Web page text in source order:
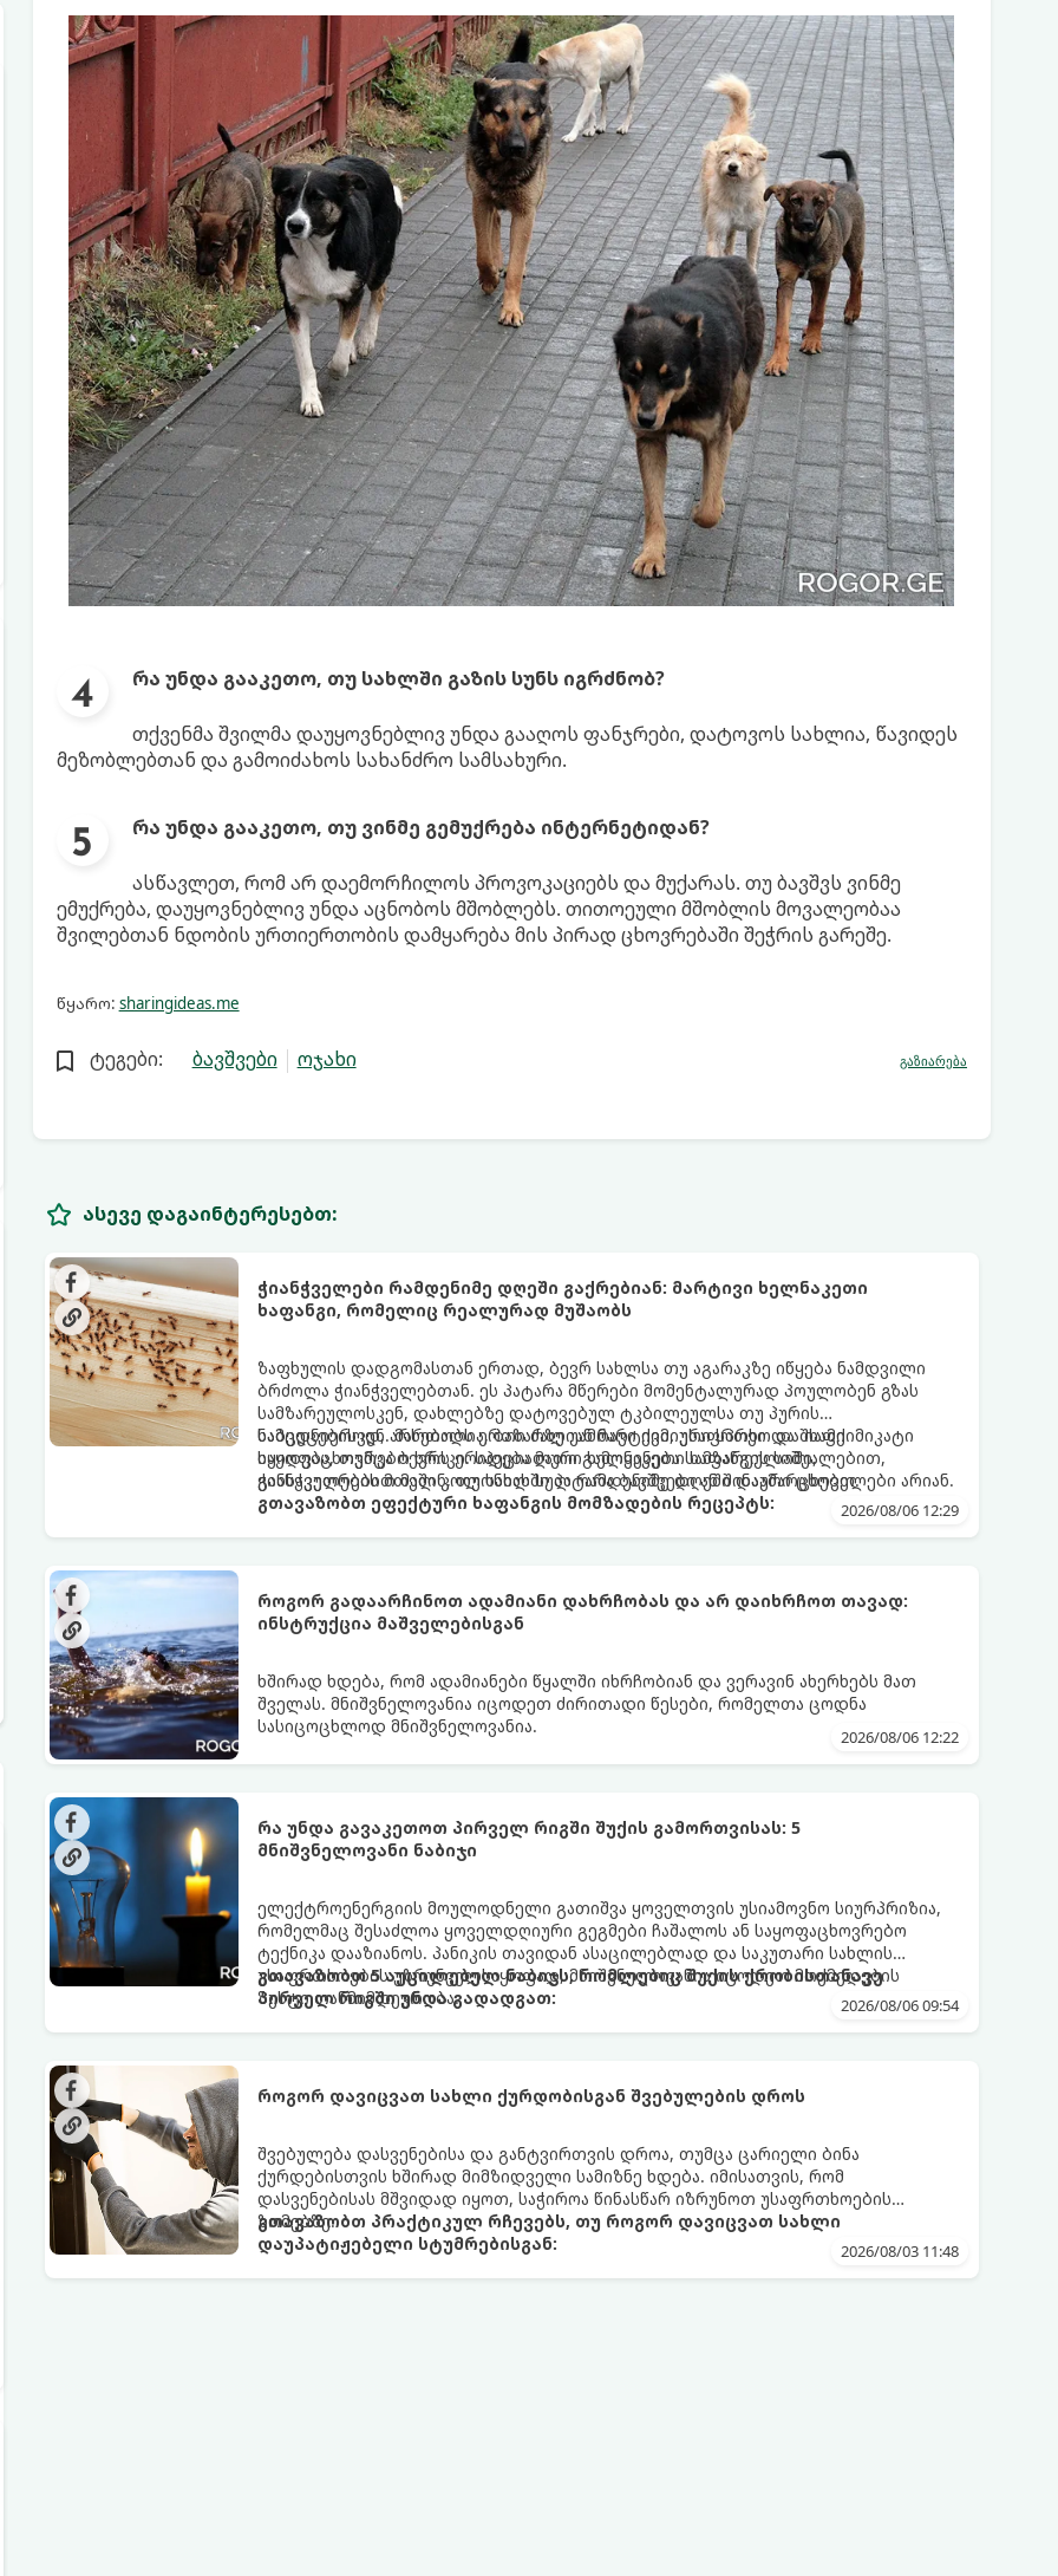
რა უნდა გააკეთო, თუ სახლში გაზის სუნს იგრძნობ?
თქვენმა შვილმა დაუყოვნებლივ უნდა გააღოს ფანჯრები, დატოვოს სახლია, წავიდეს
მეზობლებთან და გამოიძახოს სახანძრო სამსახური.
რა უნდა გააკეთო, თუ ვინმე გემუქრება ინტერნეტიდან?
ასწავლეთ, რომ არ დაემორჩილოს პროვოკაციებს და მუქარას. თუ ბავშვს ვინმე
ემუქრება, დაუყოვნებლივ უნდა აცნობოს მშობლებს. თითოეული მშობლის მოვალეობაა
შვილებთან ნდობის ურთიერთობის დამყარება მის პირად ცხოვრებაში შეჭრის გარეშე.
წყარო: sharingideas.me
ტეგები: ბავშვები ოჯახი გაზიარება
ასევე დაგაინტერესებთ:
ჭიანჭველები რამდენიმე დღეში გაქრებიან: მარტივი ხელნაკეთი
ხაფანგი, რომელიც რეალურად მუშაობს
ზაფხულის დადგომასთან ერთად, ბევრ სახლსა თუ აგარაკზე იწყება ნამდვილი
ბრძოლა ჭიანჭველებთან. ეს პატარა მწერები მომენტალურად პოულობენ გზას
სამზარეულოსკენ, დახლებზე დატოვებულ ტკბილეულსა თუ პურის
ნამცეცებისკენ. მართალია, ბაზარზე უამრავი ქიმიური სპრეი და შხამქიმიკატი
იყიდება, თუმცა ბევრს ერიდება მათი გამოყენება სამზარეულოში,
განსაკუთრებით მაშინ, თუ სახლში პატარა ბავშვები ან შინაური ცხოველები არიან.
საბედნიეროდ, არსებობს ერთი ძალიან მარტივი, უსაფრთხო და იაფი
საყოფაცხოვრებო ხრიკი. სპეციალური ხელნაკეთი ხაფანგის საშუალებით,
ჭიანჭველების მთელ კოლონიას სულ რამდენიმე დღეში დაამარცხებთ.
გთავაზობთ ეფექტური ხაფანგის მომზადების რეცეპტს:
2026/08/06 12:29
როგორ გადაარჩინოთ ადამიანი დახრჩობას და არ დაიხრჩოთ თავად:
ინსტრუქცია მაშველებისგან
ხშირად ხდება, რომ ადამიანები წყალში იხრჩობიან და ვერავინ ახერხებს მათ
შველას. მნიშვნელოვანია იცოდეთ ძირითადი წესები, რომელთა ცოდნა
სასიცოცხლოდ მნიშვნელოვანია.
2026/08/06 12:22
რა უნდა გავაკეთოთ პირველ რიგში შუქის გამორთვისას: 5
მნიშვნელოვანი ნაბიჯი
ელექტროენერგიის მოულოდნელი გათიშვა ყოველთვის უსიამოვნო სიურპრიზია,
რომელმაც შესაძლოა ყოველდღიური გეგმები ჩაშალოს ან საყოფაცხოვრებო
ტექნიკა დააზიანოს. პანიკის თავიდან ასაცილებლად და საკუთარი სახლის
უსაფრთხოების უზრუნველსაყოფად, მნიშვნელოვანია იცოდეთ მოქმედების
ზუსტი თანმიმდევრობა.
გთავაზობთ 5 აუცილებელ ნაბიჯს, რომლებიც შუქის ქრობისთანავე
პირველ რიგში უნდა გადადგათ:
2026/08/06 09:54
როგორ დავიცვათ სახლი ქურდობისგან შვებულების დროს
შვებულება დასვენებისა და განტვირთვის დროა, თუმცა ცარიელი ბინა
ქურდებისთვის ხშირად მიმზიდველი სამიზნე ხდება. იმისათვის, რომ
დასვენებისას მშვიდად იყოთ, საჭიროა წინასწარ იზრუნოთ უსაფრთხოების
ზომებზე.
გთავაზობთ პრაქტიკულ რჩევებს, თუ როგორ დავიცვათ სახლი
დაუპატიჟებელი სტუმრებისგან:
2026/08/03 11:48